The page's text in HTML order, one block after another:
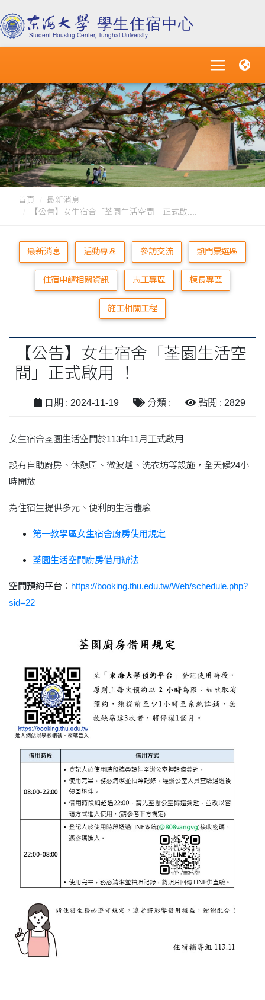
首頁
最新消息
【公告】女生宿舍「荃園生活空間」正式啟....
最新消息 活動專區 參訪交流 熱門票選區
住宿申請相關資訊 志工專區 棟長專區
施工相關工程
【公告】女生宿舍「荃園生活空
間」正式啟用 ！
日期 : 2024-11-19 分類 : 點閱 : 2829
女生宿舍荃園生活空間於113年11月正式啟用
設有自助廚房、休憩區、微波爐、洗衣坊等設施，全天候24小
時開放
為住宿生提供多元、便利的生活體驗
第一教學區女生宿舍廚房使用規定
荃園生活空間廚房借用辦法
空間預約平台 ： https://booking.thu.edu.tw/Web/schedule.php?
sid=22